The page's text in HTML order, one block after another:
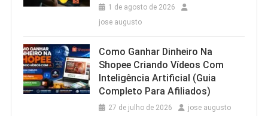
1 de agosto de 2026
jose augusto
Como Ganhar Dinheiro Na
Shopee Criando Vídeos Com
Inteligência Artificial (Guia
Completo Para Afiliados)
27 de julho de 2026 jose augusto